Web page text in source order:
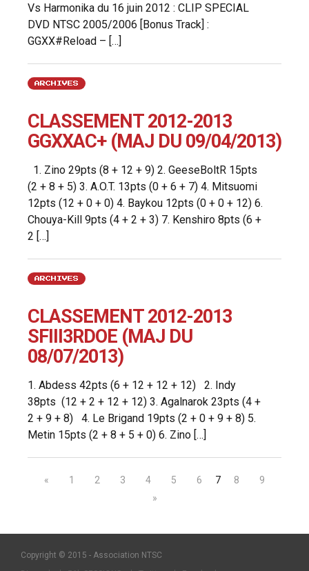
Vs Harmonika du 16 juin 2012 : CLIP SPECIAL
DVD NTSC 2005/2006 [Bonus Track] :
GGXX#Reload – […]
ARCHIVES
CLASSEMENT 2012-2013
GGXXAC+ (MAJ DU 09/04/2013)
1. Zino 29pts (8 + 12 + 9) 2. GeeseBoltR 15pts
(2 + 8 + 5) 3. A.O.T. 13pts (0 + 6 + 7) 4. Mitsuomi
12pts (12 + 0 + 0) 4. Baykou 12pts (0 + 0 + 12) 6.
Chouya-Kill 9pts (4 + 2 + 3) 7. Kenshiro 8pts (6 +
2 […]
ARCHIVES
CLASSEMENT 2012-2013
SFIII3RDOE (MAJ DU
08/07/2013)
1. Abdess 42pts (6 + 12 + 12 + 12) 2. Indy
38pts (12 + 2 + 12 + 12) 3. Agalnarok 23pts (4 +
2 + 9 + 8) 4. Le Brigand 19pts (2 + 0 + 9 + 8) 5.
Metin 15pts (2 + 8 + 5 + 0) 6. Zino […]
« 1 2 3 4 5 6 7 8
9
»
Copyright © 2015 - Association NTSC